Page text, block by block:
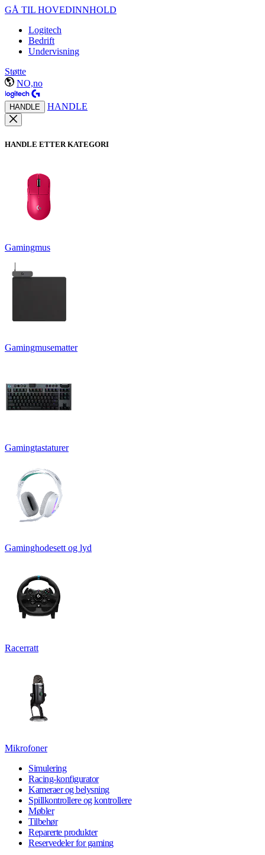
GÅ TIL HOVEDINNHOLD
Logitech
Bedrift
Undervisning
Støtte
NO,no
HANDLE HANDLE
HANDLE ETTER KATEGORI
Gamingmus
Gamingmusematter
Gamingtastaturer
Gaminghodesett og lyd
Racerratt
Mikrofoner
Simulering
Racing-konfigurator
Kameraer og belysning
Spillkontrollere og kontrollere
Møbler
Tilbehør
Reparerte produkter
Reservedeler for gaming